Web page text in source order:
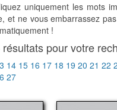
uniquement les mots
et ne vous embarrassez
!
pour votre
14 15 16 17 18 19 20 21 22
27